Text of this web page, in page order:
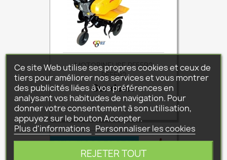
MOTOBINEUSE PF55B2
PF55B2
Prix
Sur devis
RUPTURE DE STOCK
Ce site Web utilise ses propres cookies et ceux de
tiers pour améliorer nos services et vous montrer
des publicités liées à vos préférences en
analysant vos habitudes de navigation. Pour
donner votre consentement à son utilisation,
appuyez sur le bouton Accepter.
Plus d'informations Personnaliser les cookies
REJETER TOUT